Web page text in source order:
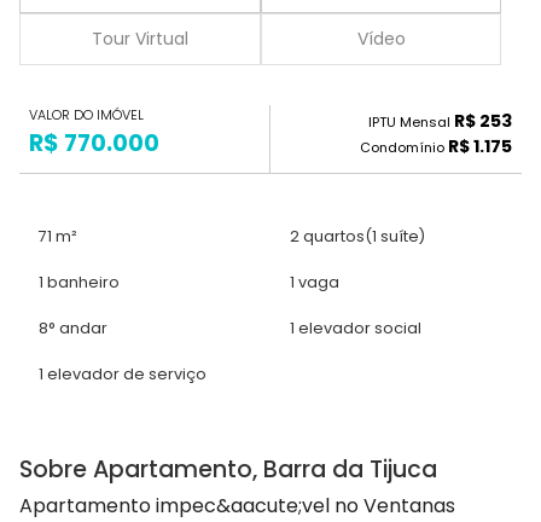
Tour Virtual Vídeo
VALOR DO IMÓVEL
R$ 770.000
IPTU Mensal R$ 253
Condomínio R$ 1.175
71 m² 2 quartos(1 suíte)
1 banheiro 1 vaga
8° andar 1 elevador social
1 elevador de serviço
Sobre Apartamento, Barra da Tijuca
Apartamento impec&aacute;vel no Ventanas